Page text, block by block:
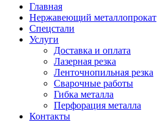
Главная
Нержавеющий металлопрокат
Спецстали
Услуги
Доставка и оплата
Лазерная резка
Ленточнопильная резка
Сварочные работы
Гибка металла
Перфорация металла
Контакты